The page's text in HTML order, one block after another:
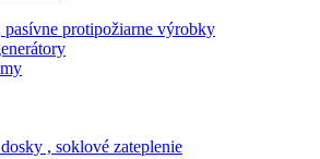
pasívne protipožiarne výrobky
, soklové zateplenie